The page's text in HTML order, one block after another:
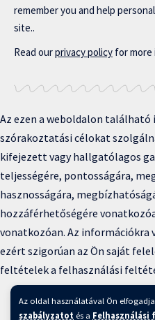
Az oldal használatával Ön
szabályzatot és a
remember you and help
site..
Read ourprivacy policy for more
Az ezen a weboldalon
szórakoztatási célokat
kifejezett vagy hallgatólagos
teljességére, pontosságára,
hasznosságára,
hozzáférhetőségére
vonatkozóan. Az információkra
ezért szigorúan az Ön saját
feltételek a felhasználási
Copyright
Felhasználási feltételek –